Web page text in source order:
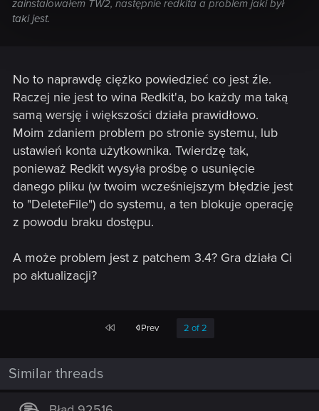
zainstalowałem TW2, następnie redkita a problem jaki był
taki jest.
No to naprawdę ciężko powiedzieć co jest źle.
Raczej nie jest to wina Redkit'a, bo każdy ma taką
samą wersję i większości działa prawidłowo.
Moim zdaniem problem po stronie systemu, lub
ustawień konta użytkownika. Twierdzę tak,
ponieważ Redkit wysyła prośbę o usunięcie
danego pliku (w twoim wcześniejszym błędzie jest
to "DeleteFile") do systemu, a ten blokuje operację
z powodu braku dostępu.
A może problem jest z patchem 3.4? Gra działa Ci
po aktualizacji?
First Prev 2 of 2
Similar threads